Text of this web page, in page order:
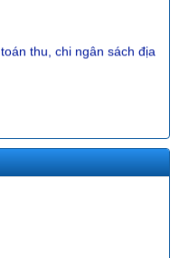
Nghị quyết số
2025 của Quốc hội về
đột phá trong xây dựng
giáo dục pháp luật